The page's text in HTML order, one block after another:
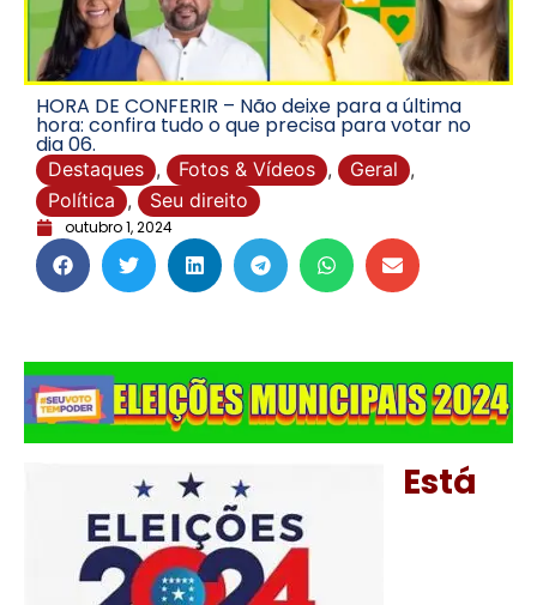
HORA DE CONFERIR – Não deixe para a última
hora: confira tudo o que precisa para votar no
dia 06.
Destaques , Fotos & Vídeos , Geral ,
Política , Seu direito
outubro 1, 2024
Está